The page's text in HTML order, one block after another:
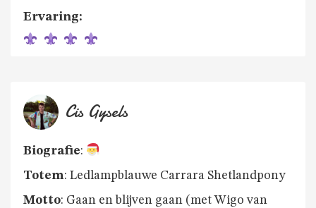
Ervaring:
Cis Gysels
Biografie:
Totem: Ledlampblauwe Carrara Shetlandpony
Motto: Gaan en blijven gaan (met Wigo van